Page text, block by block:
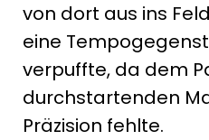
von dort aus ins
eine
verpuffte, da dem
durchstartenden
Präzision fehlte.